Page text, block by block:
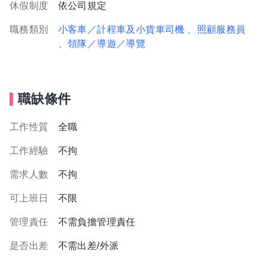
休假制度 依公司規定
職務類別 小客車／計程車及小貨車司機
、照顧服務員
、領隊／導遊／導覽
職缺條件
工作性質 全職
工作經驗 不拘
需求人數 不拘
可上班日 不限
管理責任 不需負擔管理責任
是否出差 不需出差/外派